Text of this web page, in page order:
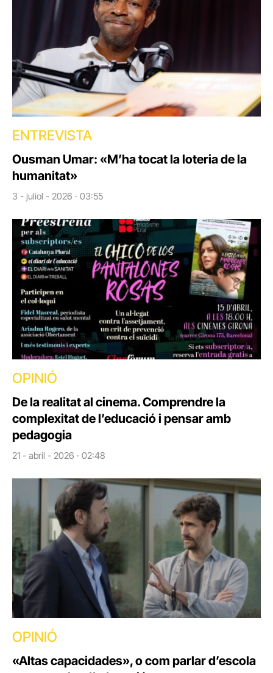
ENTREVISTA
Ousman Umar: «M’ha tocat la loteria de la
humanitat»
3 - juliol - 2026 · 03:55
OPINIÓ
De la realitat al cinema. Comprendre la
complexitat de l’educació i pensar amb
pedagogia
21 - abril - 2026 · 02:48
OPINIÓ
«Altas capacidades», o com parlar d’escola